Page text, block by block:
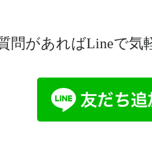
問があればLineで気